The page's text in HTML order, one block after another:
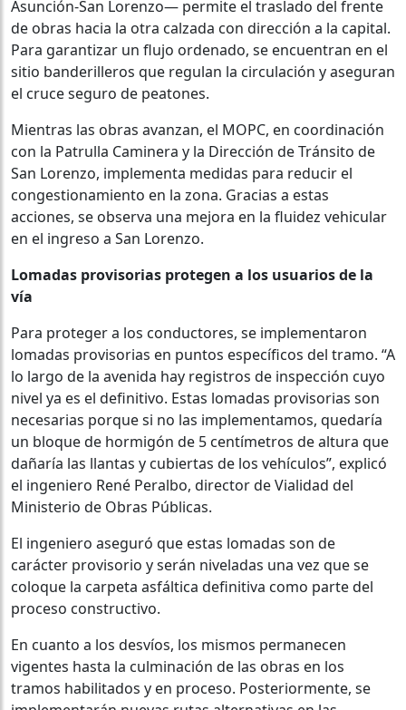
Asunción-San Lorenzo— permite el traslado del frente
de obras hacia la otra calzada con dirección a la capital.
Para garantizar un flujo ordenado, se encuentran en el
sitio banderilleros que regulan la circulación y aseguran
el cruce seguro de peatones.
Mientras las obras avanzan, el MOPC, en coordinación
con la Patrulla Caminera y la Dirección de Tránsito de
San Lorenzo, implementa medidas para reducir el
congestionamiento en la zona. Gracias a estas
acciones, se observa una mejora en la fluidez vehicular
en el ingreso a San Lorenzo.
Lomadas provisorias protegen a los usuarios de la
vía
Para proteger a los conductores, se implementaron
lomadas provisorias en puntos específicos del tramo. “A
lo largo de la avenida hay registros de inspección cuyo
nivel ya es el definitivo. Estas lomadas provisorias son
necesarias porque si no las implementamos, quedaría
un bloque de hormigón de 5 centímetros de altura que
dañaría las llantas y cubiertas de los vehículos”, explicó
el ingeniero René Peralbo, director de Vialidad del
Ministerio de Obras Públicas.
El ingeniero aseguró que estas lomadas son de
carácter provisorio y serán niveladas una vez que se
coloque la carpeta asfáltica definitiva como parte del
proceso constructivo.
En cuanto a los desvíos, los mismos permanecen
vigentes hasta la culminación de las obras en los
tramos habilitados y en proceso. Posteriormente, se